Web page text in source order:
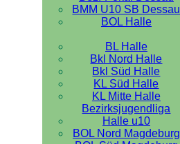
BMM U10 SB Dessau
BOL Halle
BL Halle
Bkl Nord Halle
Bkl Süd Halle
KL Süd Halle
KL Mitte Halle
Bezirksjugendliga
Halle u10
BOL Nord Magdeburg